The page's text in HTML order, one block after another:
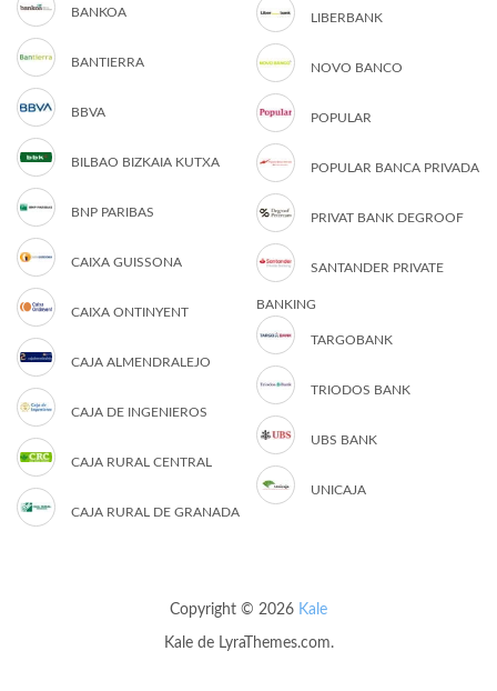
BANKOA
BANTIERRA
BBVA
BILBAO BIZKAIA KUTXA
BNP PARIBAS
CAIXA GUISSONA
CAIXA ONTINYENT
CAJA ALMENDRALEJO
CAJA DE INGENIEROS
CAJA RURAL CENTRAL
CAJA RURAL DE GRANADA
LIBERBANK
NOVO BANCO
POPULAR
POPULAR BANCA PRIVADA
PRIVAT BANK DEGROOF
SANTANDER PRIVATE
BANKING
TARGOBANK
TRIODOS BANK
UBS BANK
UNICAJA
Copyright © 2026 Kale
Kalede LyraThemes.com.